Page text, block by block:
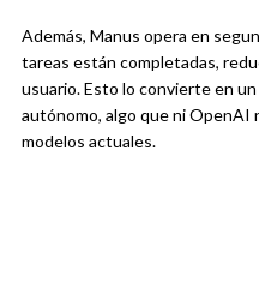
Además, Manus opera en
tareas están completadas,
usuario. Esto lo convierte en
autónomo, algo que ni OpenAI
modelos actuales.